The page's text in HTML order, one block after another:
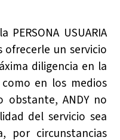
USUARIA
ofrecerle un servicio
diligencia en la
en los medios
obstante, ANDY no
del servicio sea
por circunstancias